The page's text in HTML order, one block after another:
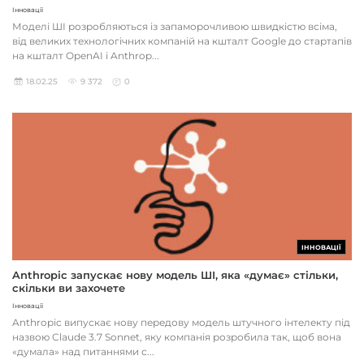
Інновації
Моделі ШІ розробляються із запаморочливою швидкістю всіма,
від великих технологічних компаній на кшталт Google до стартапів
на кшталт OpenAI і Anthrop...
18.02.25 9 372 0
ІННОВАЦІЇ
Anthropic запускає нову модель ШІ, яка «думає» стільки,
скільки ви захочете
Інновації
Anthropic випускає нову передову модель штучного інтелекту під
назвою Claude 3.7 Sonnet, яку компанія розробила так, щоб вона
«думала» над питаннями с...